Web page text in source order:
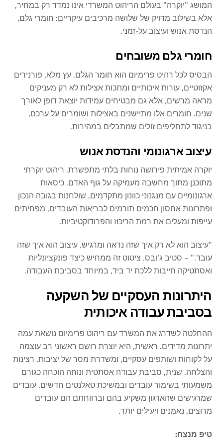
המושג "יוקרה" בעולם הריהוט המשרדי אינו נמדד רק במחיר,
אלא בשילוב מדויק של שלושה מרכיבים עיקריים: חומרי גלם,
הנדסת אנוש ועיצוב על-זמני.
חומרי גלם משובחים
הבסיס לכל רהיט פרימיום הוא חומר הגלם. עץ מלא, פורנירים
אקזוטיים, עורות איכותיים ומתכות אצילות לא רק מעניקים
מראה מרשים, אלא גם מבטיחים עמידות יוצאת דופן לאורך
שנים. חומרים אלו מתיישנים באצילות ושומרים על ערכם,
בניגוד לתחליפים זולים שמתבלים במהירות.
עיצוב ארגונומי והנדסת אנוש
יוקרה אמיתית פירושה נוחות בלתי מתפשרת. ריהוט יוקרתי
מתוכנן מתוך מחשבה מעמיקה על גוף האדם. כיסאות
ארגונומיים עם מנגנוני כוונון מתקדמים, שולחנות בגובה הנכון
ופתרונות אחסון חכמים תורמים לבריאות העובדים, מפחיתים
עייפות ומעלים את רמת הריכוז והפרודוקטיביות.
"עיצוב הוא לא רק איך שזה נראה ומרגיש. עיצוב הוא איך שזה
עובד." – סטיב ג'ובס. ציטוט זה ממחיש כיצד פונקציונליות
ואסתטיקה חייבות ללכת יד ביד, במיוחד בסביבת העבודה.
היתרונות העסקיים של השקעה
בסביבת עבודה איכותית
ההחלטה לשדרג את המשרד עם ריהוט פרימיום נושאת עמה
יתרונות מדידים. ראשית, היא יוצרת רושם ראשוני רב עוצמה
על לקוחות ושותפים עסקיים, ומשדרת מסר של יציבות, רצינות
והצלחה. שנית, סביבת עבודה אסתטית ונוחה הוכחה כגורם
משמעותי בשימור עובדים ובמשיכת טאלנטים חדשים. עובדים
שמרגישים שהארגון משקיע בהם וברווחתם הם עובדים
מרוצים, נאמנים ויעילים יותר.
טיפ מנצח: